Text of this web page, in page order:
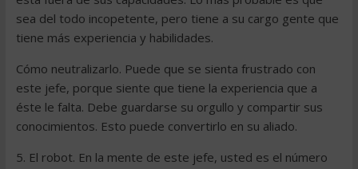
sea del todo incopetente, pero tiene a su cargo gente que
tiene más experiencia y habilidades.
Cómo neutralizarlo. Puede que se sienta frustrado con
este jefe, porque siente que tiene la experiencia que a
éste le falta. Debe guardarse su orgullo y compartir sus
conocimientos. Esto puede convertirlo en su aliado.
5. El robot. En la mente de este jefe, usted es el número